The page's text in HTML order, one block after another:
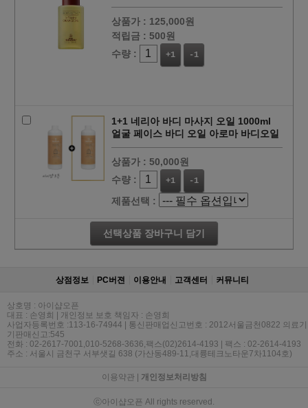
상품가 : 125,000원
적립금 : 500원
수량 :
+1 -1
1+1 네리아 바디 마사지 오일 1000ml
얼굴 페이스 바디 오일 아로마 바디오일
상품가 : 50,000원
수량 :
+1 -1
제품선택 :
선택상품 장바구니 담기
상점정보 PC버젼 이용안내 고객센터 커뮤니티
상호명 : 아이샵오픈
대표 : 손영희 | 개인정보 보호 책임자 : 손영희
사업자등록번호 :113-16-74944 | 통신판매업신고번호 : 2012서울금천0822 의료기
기판매신고:545
전화 : 02-2617-7001,010-5268-3636,팩스(02)2614-4193 | 팩스 : 02-2614-4193
주소 : 서울시 금천구 서부샛길 638 (가산동489-11,대륭테크노타운7차1104호)
이용약관| 개인정보처리방침
ⓒ아이샵오픈 All rights reserved.